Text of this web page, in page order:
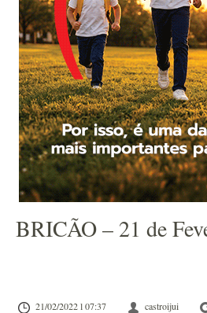
BRICÃO – 21 de
21/02/2022 l 07:37 castroijui